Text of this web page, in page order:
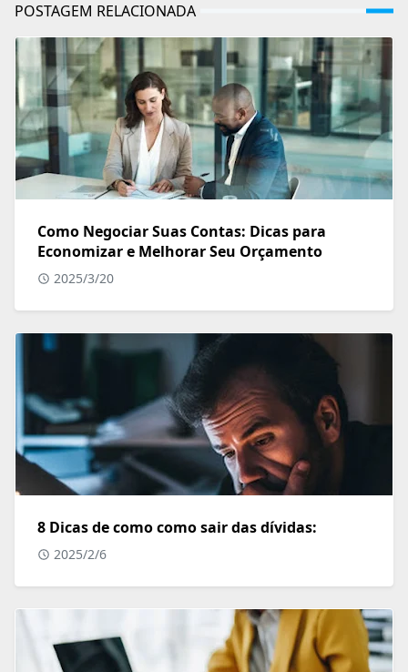
POSTAGEM RELACIONADA
Como Negociar Suas Contas: Dicas para
Economizar e Melhorar Seu Orçamento
2025/3/20
8 Dicas de como como sair das dívidas:
2025/2/6